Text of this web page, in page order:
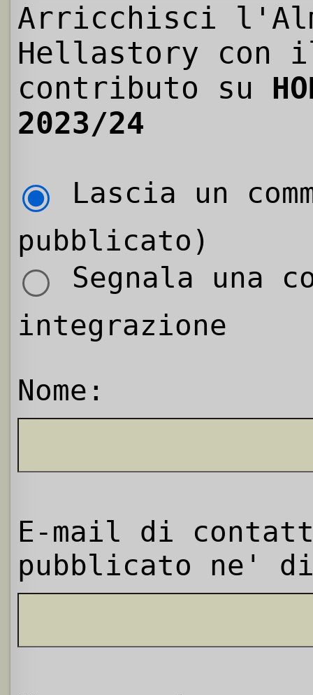
Arricchisci
Hellastory con
contributo su
2023/24
Lascia un
pubblicato)
Segnala una
integrazione
Nome:
E-mail di
pubblicato ne'